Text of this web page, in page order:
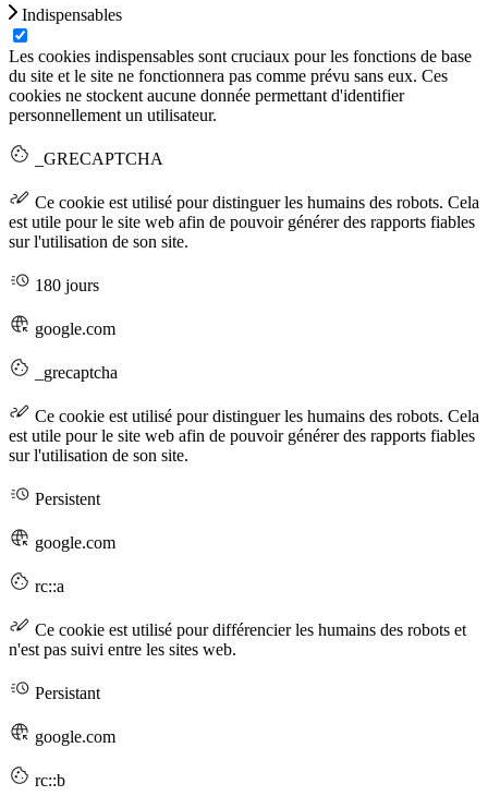
Indispensables
Les cookies indispensables sont cruciaux pour les fonctions de base
du site et le site ne fonctionnera pas comme prévu sans eux. Ces
cookies ne stockent aucune donnée permettant d'identifier
personnellement un utilisateur.
_GRECAPTCHA
Ce cookie est utilisé pour distinguer les humains des robots. Cela
est utile pour le site web afin de pouvoir générer des rapports fiables
sur l'utilisation de son site.
180 jours
google.com
_grecaptcha
Ce cookie est utilisé pour distinguer les humains des robots. Cela
est utile pour le site web afin de pouvoir générer des rapports fiables
sur l'utilisation de son site.
Persistent
google.com
rc::a
Ce cookie est utilisé pour différencier les humains des robots et
n'est pas suivi entre les sites web.
Persistant
google.com
rc::b